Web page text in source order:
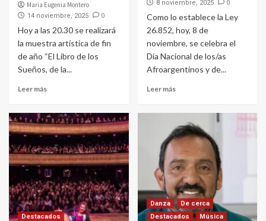
Maria Eugenia Montero
14 noviembre, 2025 0
Hoy a las 20.30 se realizará
la muestra artística de fin
de año “El Libro de los
Sueños, de la...
Leer más
8 noviembre, 2025 0
Como lo establece la Ley
26.852, hoy, 8 de
noviembre, se celebra el
Día Nacional de los/as
Afroargentinos y de...
Leer más
Destacados
Danza
De cerca
Destacados
Música